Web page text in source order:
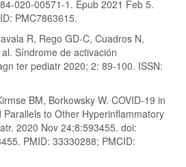
020-00571-1. Epub 2021 Feb 5.
PMC7863615.
R, Rego GD-C, Cuadros N,
Síndrome de activación
ter pediatr 2020; 2: 89-100. ISSN:
BM, Borkowsky W. COVID-19 in
to Other Hyperinflammatory
2020 Nov 24;8:593455. doi:
PMID: 33330288; PMCID: